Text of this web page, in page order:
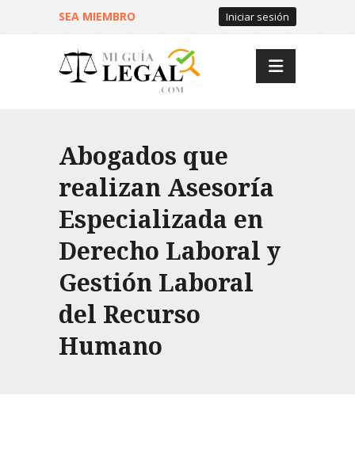
SEA MIEMBRO Iniciar sesión
Abogados que
realizan Asesoría
Especializada en
Derecho Laboral y
Gestión Laboral
del Recurso
Humano